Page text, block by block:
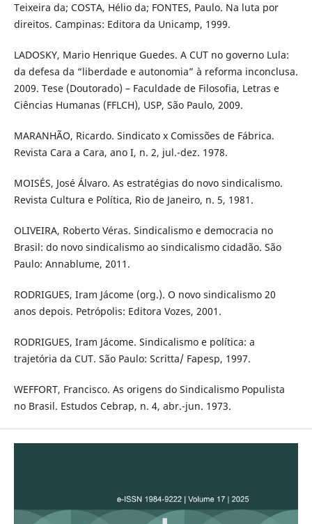
Teixeira da; COSTA, Hélio da; FONTES, Paulo. Na luta por
direitos. Campinas: Editora da Unicamp, 1999.
LADOSKY, Mario Henrique Guedes. A CUT no governo Lula:
da defesa da “liberdade e autonomia” à reforma inconclusa.
2009. Tese (Doutorado) – Faculdade de Filosofia, Letras e
Ciências Humanas (FFLCH), USP, São Paulo, 2009.
MARANHÃO, Ricardo. Sindicato x Comissões de Fábrica.
Revista Cara a Cara, ano I, n. 2, jul.-dez. 1978.
MOISÉS, José Álvaro. As estratégias do novo sindicalismo.
Revista Cultura e Política, Rio de Janeiro, n. 5, 1981.
OLIVEIRA, Roberto Véras. Sindicalismo e democracia no
Brasil: do novo sindicalismo ao sindicalismo cidadão. São
Paulo: Annablume, 2011.
RODRIGUES, Iram Jácome (org.). O novo sindicalismo 20
anos depois. Petrópolis: Editora Vozes, 2001.
RODRIGUES, Iram Jácome. Sindicalismo e política: a
trajetória da CUT. São Paulo: Scritta/ Fapesp, 1997.
WEFFORT, Francisco. As origens do Sindicalismo Populista
no Brasil. Estudos Cebrap, n. 4, abr.-jun. 1973.